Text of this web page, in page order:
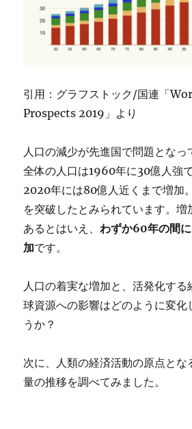
引用：グラフストック/国連「
Prospects 2019」より
人口の減少が先進国で問題となっ
全体の人口は1960年に30億人強
2020年には80億人近くまで増加
を突破したとみられています。増
あるとはいえ、わずか60年の間
加です。
人口の着実な増加と、活発化する
球資源への影響はどのように変化
うか？
次に、人類の経済活動の原点とな
量の推移を調べてみました。